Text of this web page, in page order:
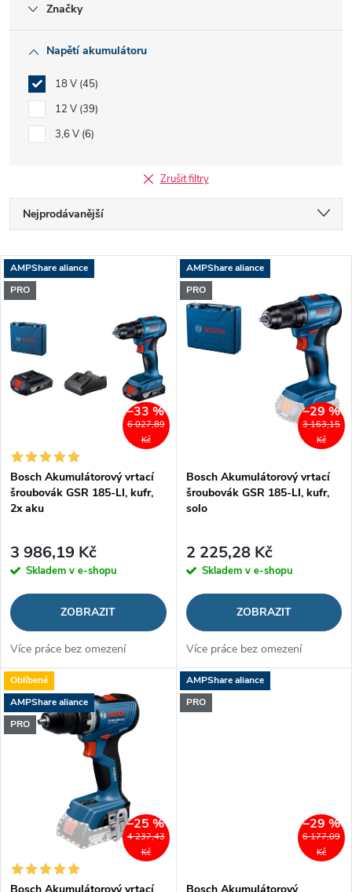
Značky
Napětí akumulátoru
18 V 45
12 V 39
3,6 V 6
Zrušit filtry
Ř
a
z
e
n
p
r
d
u
k
t
ů
Nejprodávanější
Nejlevnější
Abecedně
V
ý
p
i
p
r
o
d
u
k
t
ů
AMPShare aliance
PRO
6 027,89
Kč
–33 %
Bosch Akumulátorový vrtací
šroubovák GSR 185-LI, kufr,
2x aku
3 986,19 Kč
Skladem v e-shopu
ZOBRAZIT
Více práce bez omezení
AMPShare aliance
PRO
3 163,15
Kč
–29 %
Bosch Akumulátorový vrtací
šroubovák GSR 185-LI, kufr,
solo
2 225,28 Kč
Skladem v e-shopu
ZOBRAZIT
Více práce bez omezení
Oblíbené
AMPShare aliance
PRO
4 237,43
Kč
–25 %
AMPShare aliance
PRO
6 177,09
Kč
–29 %